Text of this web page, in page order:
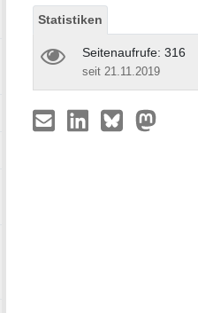
Statistiken
Seitenaufrufe: 316
seit 21.11.2019